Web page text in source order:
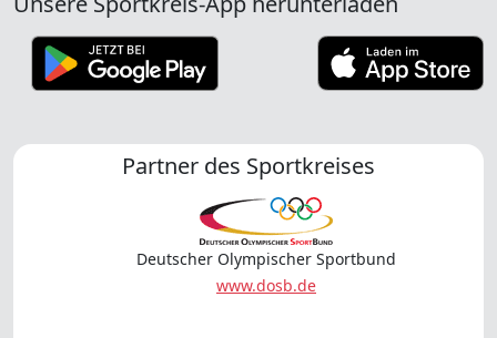
Partner des Sportkreises
Deutscher Olympischer Sportbund
www.dosb.de